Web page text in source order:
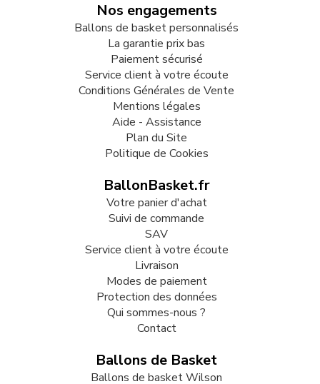
Nos engagements
Ballons de basket personnalisés
La garantie prix bas
Paiement sécurisé
Service client à votre écoute
Conditions Générales de Vente
Mentions légales
Aide - Assistance
Plan du Site
Politique de Cookies
BallonBasket.fr
Votre panier d'achat
Suivi de commande
SAV
Service client à votre écoute
Livraison
Modes de paiement
Protection des données
Qui sommes-nous ?
Contact
Ballons de Basket
Ballons de basket Wilson